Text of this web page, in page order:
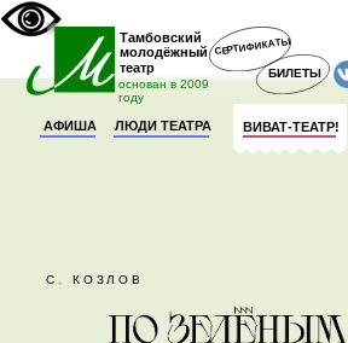
БИЛЕТЫ
СЕРТИФИКАТЫ
ЛЮДИ ТЕАТРА
театр
Тамбовский
молодёжный
основан в 2009
году
АФИША ВИВАТ-ТЕАТР!
С. КОЗЛОВ